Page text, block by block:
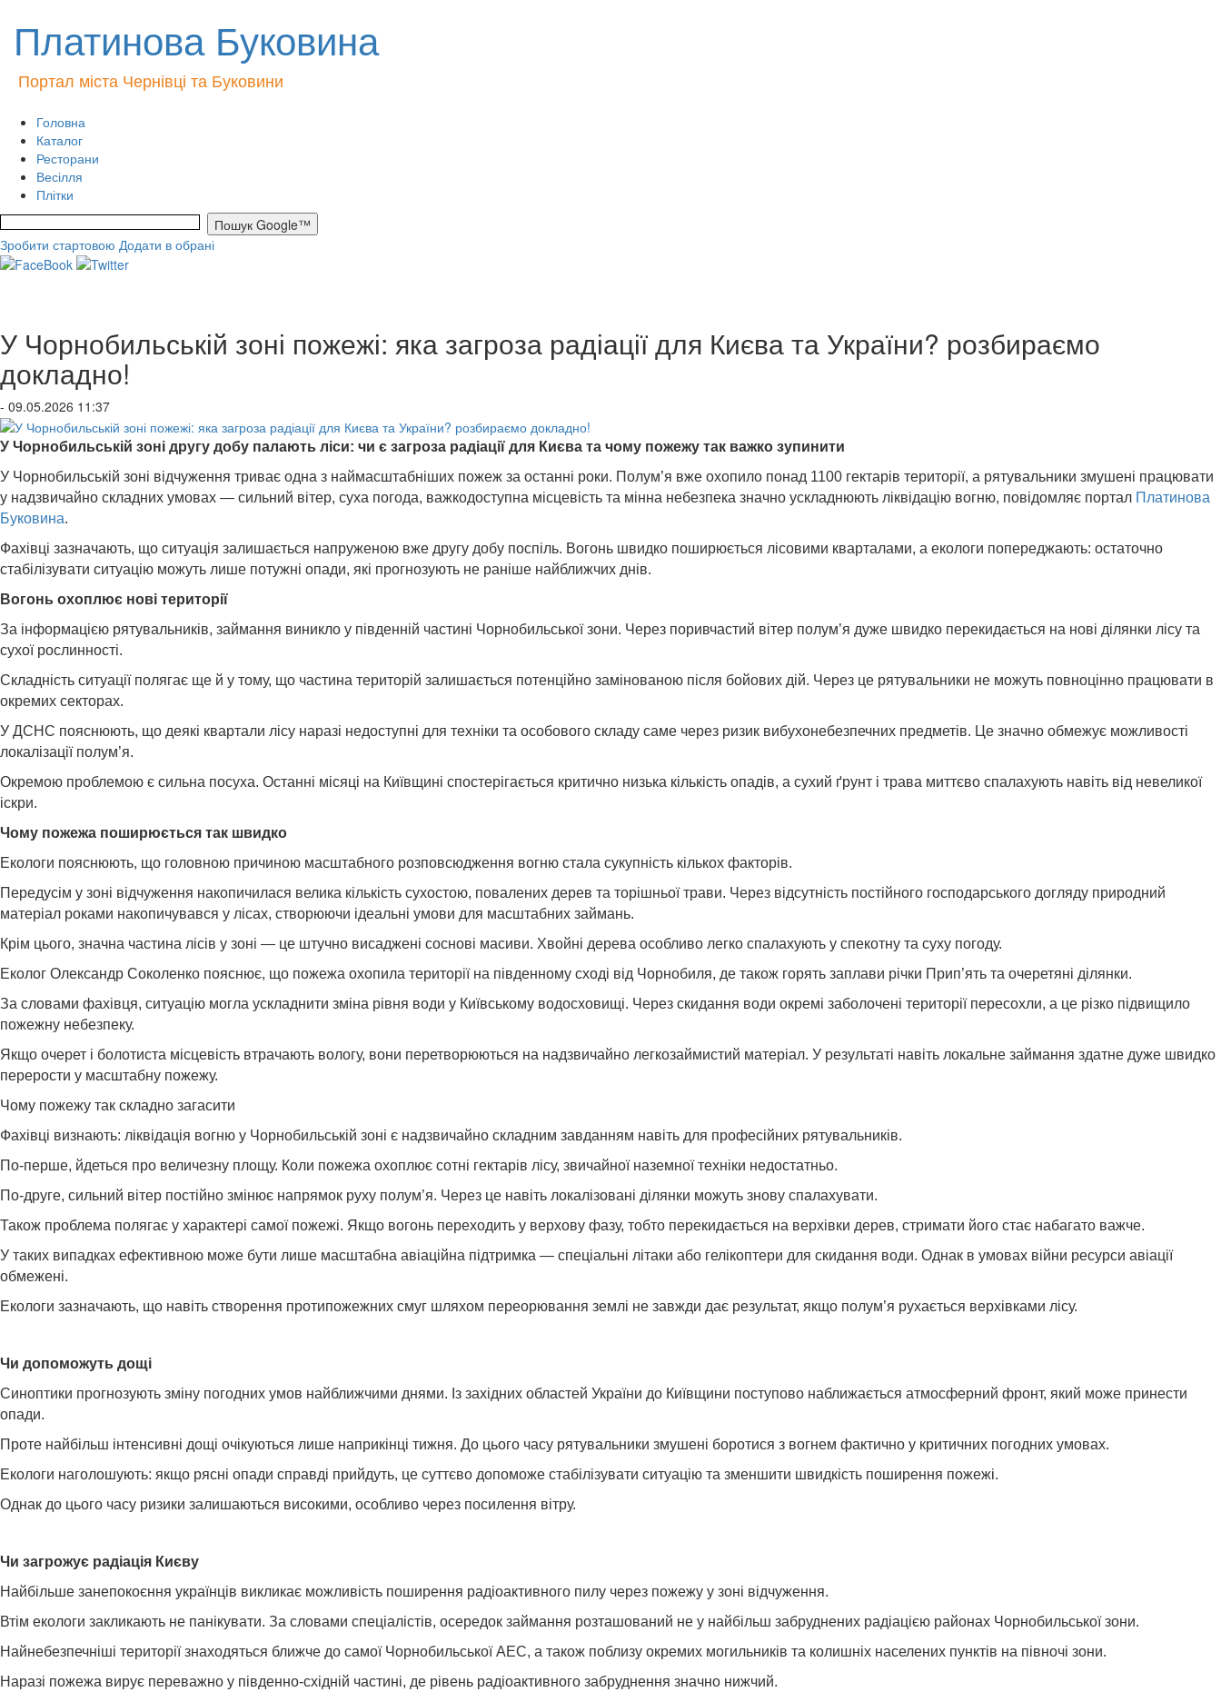
Платинова Буковина
Портал міста Чернівці та Буковини
Головна
Каталог
Ресторани
Весілля
Плітки
Зробити стартовою Додати в обрані
У Чорнобильській зоні пожежі: яка загроза радіації для Києва та України? розбираємо
докладно!
- 09.05.2026 11:37
У Чорнобильській зоні другу добу палають ліси: чи є загроза радіації для Києва та чому пожежу так важко зупинити
У Чорнобильській зоні відчуження триває одна з наймасштабніших пожеж за останні роки. Полум’я вже охопило понад 1100 гектарів території, а рятувальники змушені працювати
у надзвичайно складних умовах — сильний вітер, суха погода, важкодоступна місцевість та мінна небезпека значно ускладнюють ліквідацію вогню, повідомляє портал Платинова
Буковина.
Фахівці зазначають, що ситуація залишається напруженою вже другу добу поспіль. Вогонь швидко поширюється лісовими кварталами, а екологи попереджають: остаточно
стабілізувати ситуацію можуть лише потужні опади, які прогнозують не раніше найближчих днів.
Вогонь охоплює нові території
За інформацією рятувальників, займання виникло у південній частині Чорнобильської зони. Через поривчастий вітер полум’я дуже швидко перекидається на нові ділянки лісу та
сухої рослинності.
Складність ситуації полягає ще й у тому, що частина територій залишається потенційно замінованою після бойових дій. Через це рятувальники не можуть повноцінно працювати в
окремих секторах.
У ДСНС пояснюють, що деякі квартали лісу наразі недоступні для техніки та особового складу саме через ризик вибухонебезпечних предметів. Це значно обмежує можливості
локалізації полум’я.
Окремою проблемою є сильна посуха. Останні місяці на Київщині спостерігається критично низька кількість опадів, а сухий ґрунт і трава миттєво спалахують навіть від невеликої
іскри.
Чому пожежа поширюється так швидко
Екологи пояснюють, що головною причиною масштабного розповсюдження вогню стала сукупність кількох факторів.
Передусім у зоні відчуження накопичилася велика кількість сухостою, повалених дерев та торішньої трави. Через відсутність постійного господарського догляду природний
матеріал роками накопичувався у лісах, створюючи ідеальні умови для масштабних займань.
Крім цього, значна частина лісів у зоні — це штучно висаджені соснові масиви. Хвойні дерева особливо легко спалахують у спекотну та суху погоду.
Еколог Олександр Соколенко пояснює, що пожежа охопила території на південному сході від Чорнобиля, де також горять заплави річки Прип’ять та очеретяні ділянки.
За словами фахівця, ситуацію могла ускладнити зміна рівня води у Київському водосховищі. Через скидання води окремі заболочені території пересохли, а це різко підвищило
пожежну небезпеку.
Якщо очерет і болотиста місцевість втрачають вологу, вони перетворюються на надзвичайно легкозаймистий матеріал. У результаті навіть локальне займання здатне дуже швидко
перерости у масштабну пожежу.
Чому пожежу так складно загасити
Фахівці визнають: ліквідація вогню у Чорнобильській зоні є надзвичайно складним завданням навіть для професійних рятувальників.
По-перше, йдеться про величезну площу. Коли пожежа охоплює сотні гектарів лісу, звичайної наземної техніки недостатньо.
По-друге, сильний вітер постійно змінює напрямок руху полум’я. Через це навіть локалізовані ділянки можуть знову спалахувати.
Також проблема полягає у характері самої пожежі. Якщо вогонь переходить у верхову фазу, тобто перекидається на верхівки дерев, стримати його стає набагато важче.
У таких випадках ефективною може бути лише масштабна авіаційна підтримка — спеціальні літаки або гелікоптери для скидання води. Однак в умовах війни ресурси авіації
обмежені.
Екологи зазначають, що навіть створення протипожежних смуг шляхом переорювання землі не завжди дає результат, якщо полум’я рухається верхівками лісу.
Чи допоможуть дощі
Синоптики прогнозують зміну погодних умов найближчими днями. Із західних областей України до Київщини поступово наближається атмосферний фронт, який може принести
опади.
Проте найбільш інтенсивні дощі очікуються лише наприкінці тижня. До цього часу рятувальники змушені боротися з вогнем фактично у критичних погодних умовах.
Екологи наголошують: якщо рясні опади справді прийдуть, це суттєво допоможе стабілізувати ситуацію та зменшити швидкість поширення пожежі.
Однак до цього часу ризики залишаються високими, особливо через посилення вітру.
Чи загрожує радіація Києву
Найбільше занепокоєння українців викликає можливість поширення радіоактивного пилу через пожежу у зоні відчуження.
Втім екологи закликають не панікувати. За словами спеціалістів, осередок займання розташований не у найбільш забруднених радіацією районах Чорнобильської зони.
Найнебезпечніші території знаходяться ближче до самої Чорнобильської АЕС, а також поблизу окремих могильників та колишніх населених пунктів на півночі зони.
Наразі пожежа вирує переважно у південно-східній частині, де рівень радіоактивного забруднення значно нижчий.